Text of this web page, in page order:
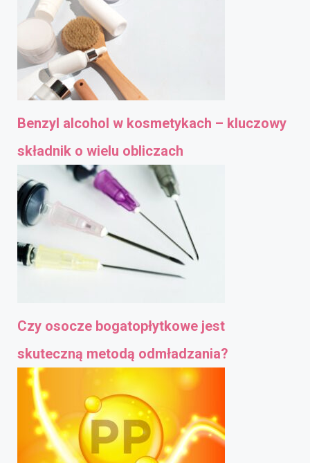
Benzyl alcohol w kosmetykach – kluczowy
składnik o wielu obliczach
Czy osocze bogatopłytkowe jest
skuteczną metodą odmładzania?